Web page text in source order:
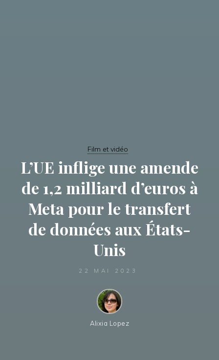
Film et vidéo
L’UE inflige une amende
de 1,2 milliard d’euros à
Meta pour le transfert
de données aux États-
Unis
22 MAI 2023
Alixia Lopez